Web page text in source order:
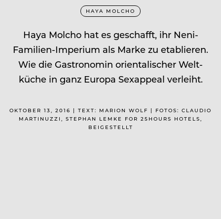
HAYA MOLCHO
Haya Molcho hat es geschafft, ihr Neni-
Familien-Imperium als Marke zu etablieren.
Wie die Gastronomin orientalischer Welt­
küche in ganz Europa Sexappeal verleiht.
OKTOBER 13, 2016 | TEXT: MARION WOLF | FOTOS: CLAUDIO
MARTINUZZI, STEPHAN LEMKE FOR 25HOURS HOTELS,
BEIGESTELLT